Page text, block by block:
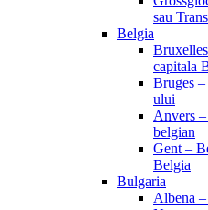
sau
Belgia
capitala
Bruges
ului
Anvers
belgian
Gent –
Belgia
Bulgaria
Albena